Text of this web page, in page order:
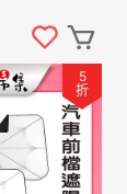
+3餐具)
5
折